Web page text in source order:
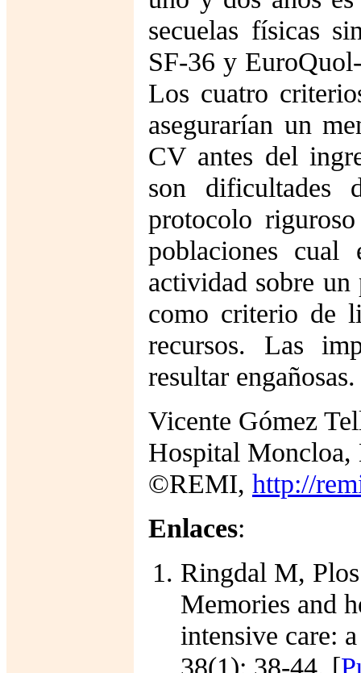
secuelas físicas
SF-36 y
Los cuatro
asegurarían un
CV antes del
son dificultades
protocolo
poblaciones cual
actividad sobre un
como criterio de
recursos. Las
resultar engañosas.
Vicente Gómez
Hospital Moncloa,
©REMI, http://
Enlaces:
Ringdal M,
Memories and
intensive care:
38(1): 38-44. [